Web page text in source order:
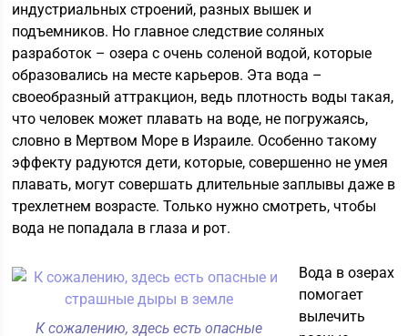
индустриальных строений, разных вышек и
подъемников. Но главное следствие соляных
разработок – озера с очень соленой водой, которые
образовались на месте карьеров. Эта вода –
своеобразный аттракцион, ведь плотность воды такая,
что человек может плавать на воде, не погружаясь,
словно в Мертвом Море в Израиле. Особенно такому
эффекту радуются дети, которые, совершенно не умея
плавать, могут совершать длительные заплывы даже в
трехлетнем возрасте. Только нужно смотреть, чтобы
вода не попадала в глаза и рот.
К сожалению, здесь есть опасные
Вода в озерах
помогает
вылечить